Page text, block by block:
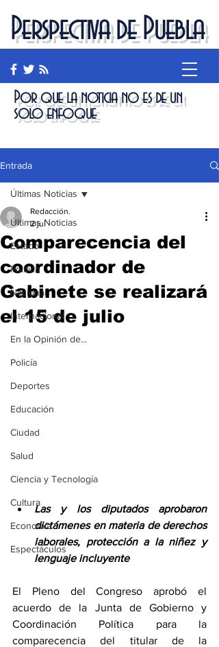
Perspectiva de Puebla
Por que la noticia no es de un
solo enfoque
Entrada
Últimas Noticias
Estado
Política
Nacional
Internacional
En la Opinión de...
Policía
Deportes
Educación
Ciudad
Salud
Ciencia y Tecnología
Cultura
Economía
Espectáculos
Últimas Noticias
Comparecencia del
coordinador de
Gabinete se realizará
el 15 de julio
Redacción.
2 jul
Las y los diputados aprobaron
dictámenes en materia de derechos
laborales, protección a la niñez y
lenguaje incluyente
El Pleno del Congreso aprobó el
acuerdo de la Junta de Gobierno y
Coordinación Política para la
comparecencia del titular de la